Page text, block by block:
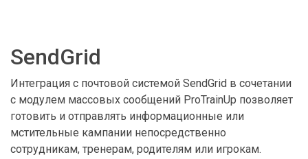
SendGrid
Интеграция с почтовой системой SendGrid в сочетании
с модулем массовых сообщений ProTrainUp позволяет
готовить и отправлять информационные или
мстительные кампании непосредственно
сотрудникам, тренерам, родителям или игрокам.